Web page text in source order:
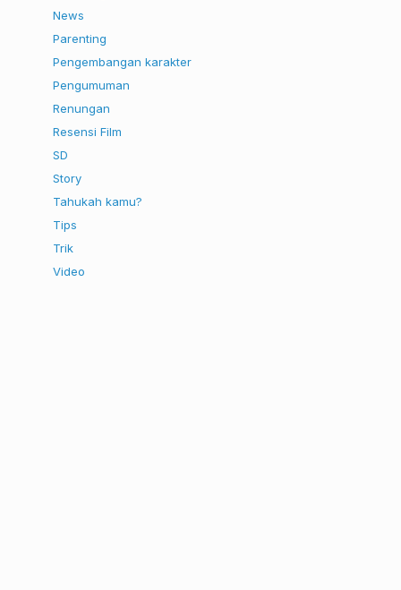
News
Parenting
Pengembangan karakter
Pengumuman
Renungan
Resensi Film
SD
Story
Tahukah kamu?
Tips
Trik
Video